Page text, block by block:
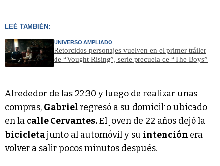
LEÉ TAMBIÉN:
UNIVERSO AMPLIADO
Retorcidos personajes vuelven en el primer tráiler
de “Vought Rising”, serie precuela de “The Boys”
Alrededor de las 22:30 y luego de realizar unas
compras, Gabrielregresó a su domicilio ubicado
en la calle Cervantes.El joven de 22 años dejó la
bicicletajunto al automóvil y su intención era
volver a salir pocos minutos después.